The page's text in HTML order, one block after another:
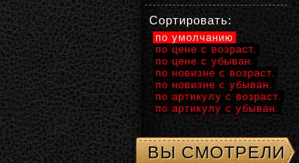
Сортировать:
по умолчанию
по цене с возраст.
по цене с убыван.
по новизне с возраст.
по новизне с убыван.
по артикулу с возраст.
по артикулу с убыван.
ВЫ СМОТРЕЛИ